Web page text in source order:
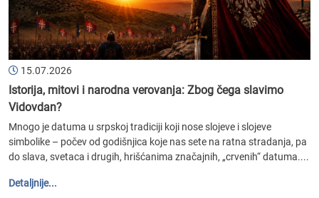
15.07.2026
Istorija, mitovi i narodna verovanja: Zbog čega slavimo
Vidovdan?
Mnogo je datuma u srpskoj tradiciji koji nose slojeve i slojeve
simbolike – počev od godišnjica koje nas sete na ratna stradanja, pa
do slava, svetaca i drugih, hrišćanima značajnih, „crvenih“ datuma....
Detaljnije...